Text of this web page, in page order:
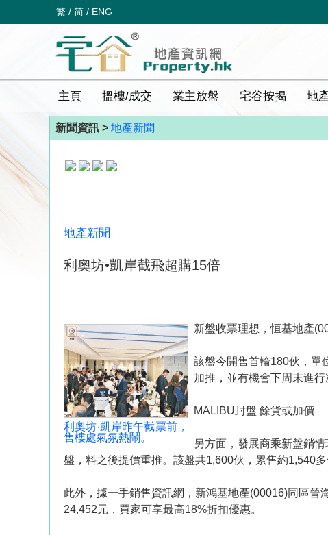
繁 / 简 / ENG
主頁 搵樓/成交 業主放盤 宅谷按揭 地
新聞資訊 > 地產新聞
地產新聞
利奧坊•凱岸截飛超購15倍
利奧坊‧凱岸昨午截票前，
售樓處氣氛熱鬧。
新盤收票理想，恒基地產
該盤今開售首輪180伙，單
加推，並有機會下周末進行
MALIBU封盤 餘貨或加價
另方面，發展商乘新盤銷
盤，料之後提價重推。該盤共1,600伙，累售約1,540多
此外，據一手銷售資訊網，新鴻基地產(00016)同區
24,452元，買家可享最高18%折扣優惠。